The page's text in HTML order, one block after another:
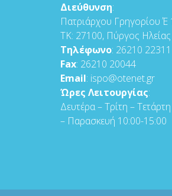
Διεύθυνση:
Πατριάρχου Γρηγορίου Έ
ΤΚ: 27100, Πύργος Ηλείας
Τηλέφωνο: 26210 22311
Fax: 26210 20044
Email: ispo@otenet.gr
Ώρες Λειτουργίας:
Δευτέρα – Τρίτη –
– Παρασκευή 10:00-15:00